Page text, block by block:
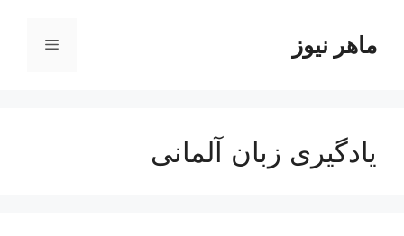
محتواماهر نیوز فهرست
یادگیری زبان آلمانی